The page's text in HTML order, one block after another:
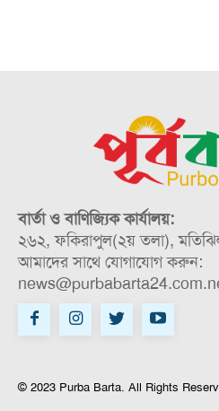
বার্তা ও বাণিজ্যিক কার্যালয়:
২৬২, ফকিরাপুল(২য় তলা),
আমাদের সাথে যোগাযোগ করুন:
© 2023 Purba Barta. All Rights